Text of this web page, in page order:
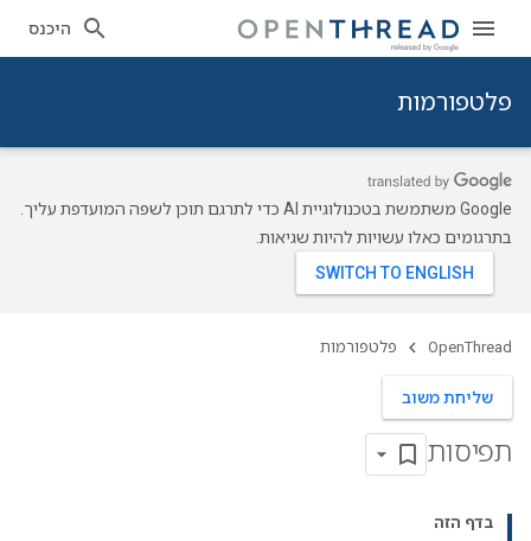
היכנס
פלטפורמות
‫Google משתמשת בטכנולוגיית AI כדי לתרגם תוכן לשפה המועדפת עליך.
בתרגומים כאלו עשויות להיות שגיאות.
OpenThread פלטפורמות
שליחת משוב
תפיסות
בדף הזה